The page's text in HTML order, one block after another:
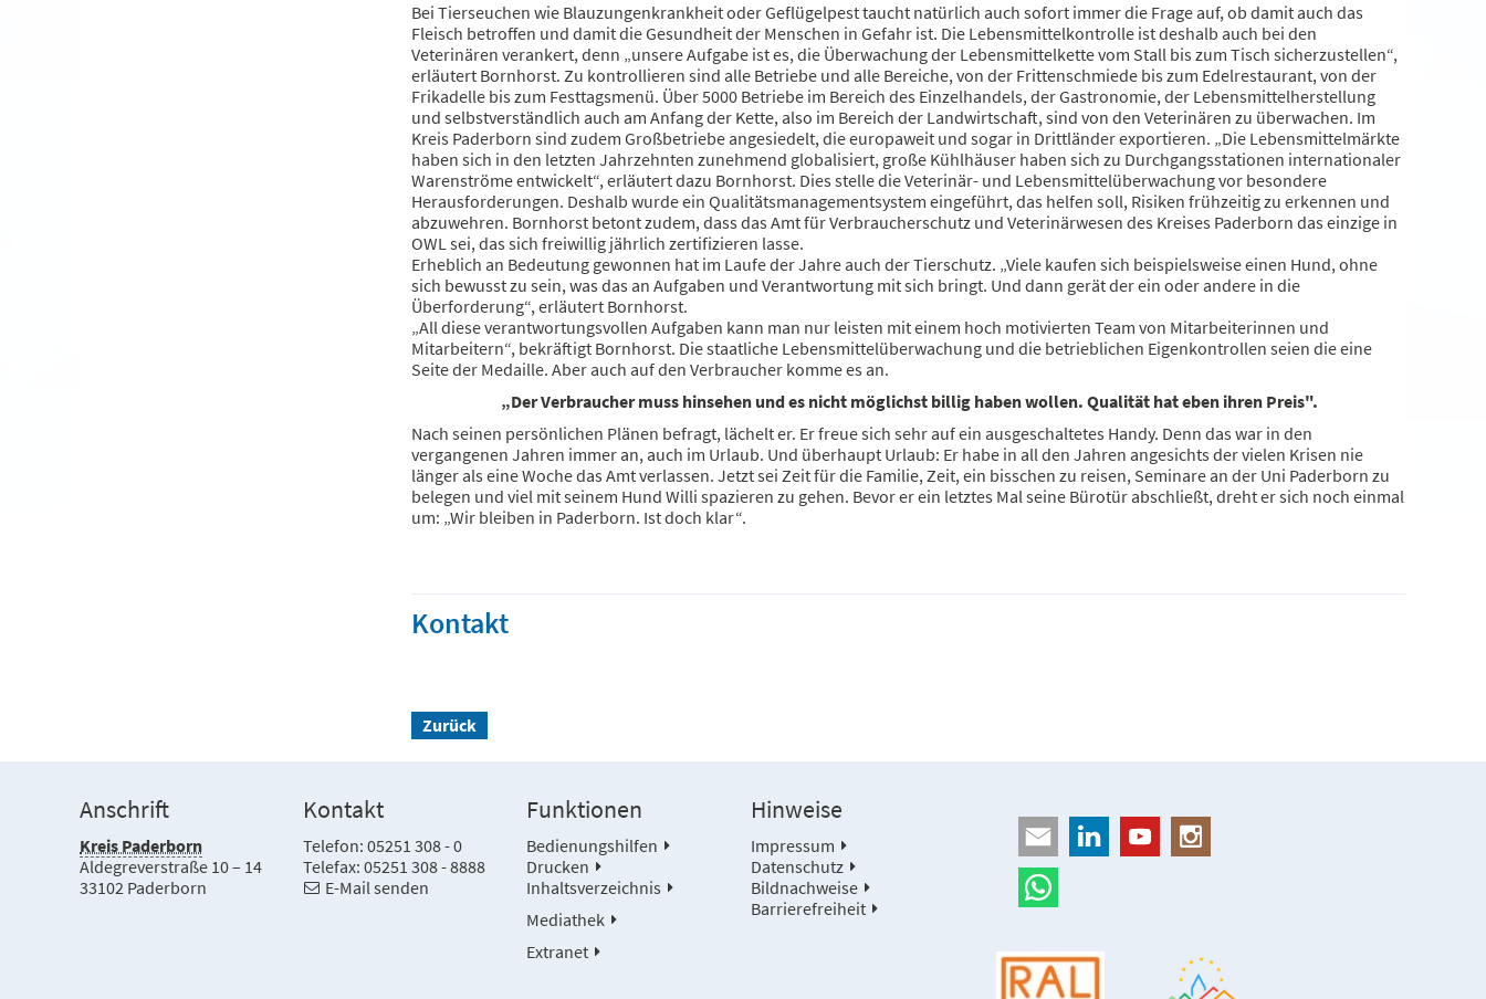
Bei Tierseuchen wie Blauzungenkrankheit oder Geflügelpest taucht natürlich auch sofort immer die Frage auf, ob damit auch das
Fleisch betroffen und damit die Gesundheit der Menschen in Gefahr ist. Die Lebensmittelkontrolle ist deshalb auch bei den
Veterinären verankert, denn „unsere Aufgabe ist es, die Überwachung der Lebensmittelkette vom Stall bis zum Tisch sicherzustellen“,
erläutert Bornhorst. Zu kontrollieren sind alle Betriebe und alle Bereiche, von der Frittenschmiede bis zum Edelrestaurant, von der
Frikadelle bis zum Festtagsmenü. Über 5000 Betriebe im Bereich des Einzelhandels, der Gastronomie, der Lebensmittelherstellung
und selbstverständlich auch am Anfang der Kette, also im Bereich der Landwirtschaft, sind von den Veterinären zu überwachen. Im
Kreis Paderborn sind zudem Großbetriebe angesiedelt, die europaweit und sogar in Drittländer exportieren. „Die Lebensmittelmärkte
haben sich in den letzten Jahrzehnten zunehmend globalisiert, große Kühlhäuser haben sich zu Durchgangsstationen internationaler
Warenströme entwickelt“, erläutert dazu Bornhorst. Dies stelle die Veterinär- und Lebensmittelüberwachung vor besondere
Herausforderungen. Deshalb wurde ein Qualitätsmanagementsystem eingeführt, das helfen soll, Risiken frühzeitig zu erkennen und
abzuwehren. Bornhorst betont zudem, dass das Amt für Verbraucherschutz und Veterinärwesen des Kreises Paderborn das einzige in
OWL sei, das sich freiwillig jährlich zertifizieren lasse.
Erheblich an Bedeutung gewonnen hat im Laufe der Jahre auch der Tierschutz. „Viele kaufen sich beispielsweise einen Hund, ohne
sich bewusst zu sein, was das an Aufgaben und Verantwortung mit sich bringt. Und dann gerät der ein oder andere in die
Überforderung“, erläutert Bornhorst.
„All diese verantwortungsvollen Aufgaben kann man nur leisten mit einem hoch motivierten Team von Mitarbeiterinnen und
Mitarbeitern“, bekräftigt Bornhorst. Die staatliche Lebensmittelüberwachung und die betrieblichen Eigenkontrollen seien die eine
Seite der Medaille. Aber auch auf den Verbraucher komme es an.
„Der Verbraucher muss hinsehen und es nicht möglichst billig haben wollen. Qualität hat eben ihren Preis".
Nach seinen persönlichen Plänen befragt, lächelt er. Er freue sich sehr auf ein ausgeschaltetes Handy. Denn das war in den
vergangenen Jahren immer an, auch im Urlaub. Und überhaupt Urlaub: Er habe in all den Jahren angesichts der vielen Krisen nie
länger als eine Woche das Amt verlassen. Jetzt sei Zeit für die Familie, Zeit, ein bisschen zu reisen, Seminare an der Uni Paderborn zu
belegen und viel mit seinem Hund Willi spazieren zu gehen. Bevor er ein letztes Mal seine Bürotür abschließt, dreht er sich noch einmal
um: „Wir bleiben in Paderborn. Ist doch klar“.
Kontakt
Zurück
Anschrift
Kreis Paderborn
Aldegreverstraße 10 – 14
33102 Paderborn
Kontakt
Telefon: 05251 308 - 0
Telefax: 05251 308 - 8888
E-Mail senden
Funktionen
Bedienungshilfen
Drucken
Inhaltsverzeichnis
Mediathek
Extranet
Hinweise
Impressum
Datenschutz
Bildnachweise
Barrierefreiheit